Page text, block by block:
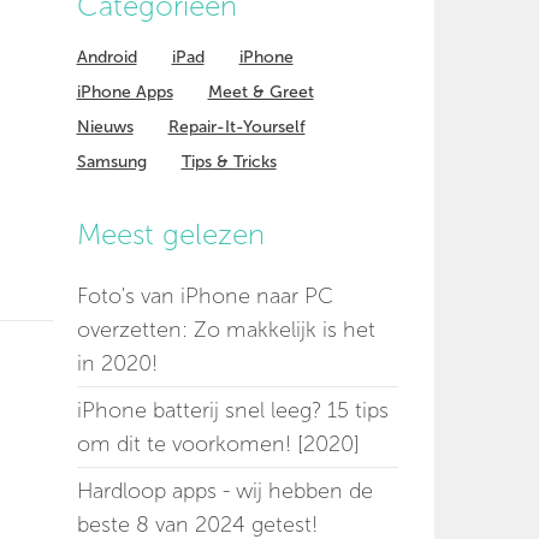
Android iPad
iPhone
iPhone Apps
Meet & Greet
Nieuws
Repair-It-Yourself
Samsung
Tips & Tricks
Meest gelezen
Foto's van iPhone naar PC
overzetten: Zo makkelijk is het
in 2020!
iPhone batterij snel leeg? 15 tips
om dit te voorkomen! [2020]
Hardloop apps - wij hebben de
beste 8 van 2024 getest!